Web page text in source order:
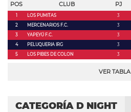
POS CLUB PJ
1 LOS PUMITAS 3
2
MERCENARIOS F.C. 3
3
YAPEYÚ F.C. 3
4
PELUQUERIA IRG 3
5
LOS PIBES DE COLON 3
VER TABLA
CATEGORÍA D NIGHT